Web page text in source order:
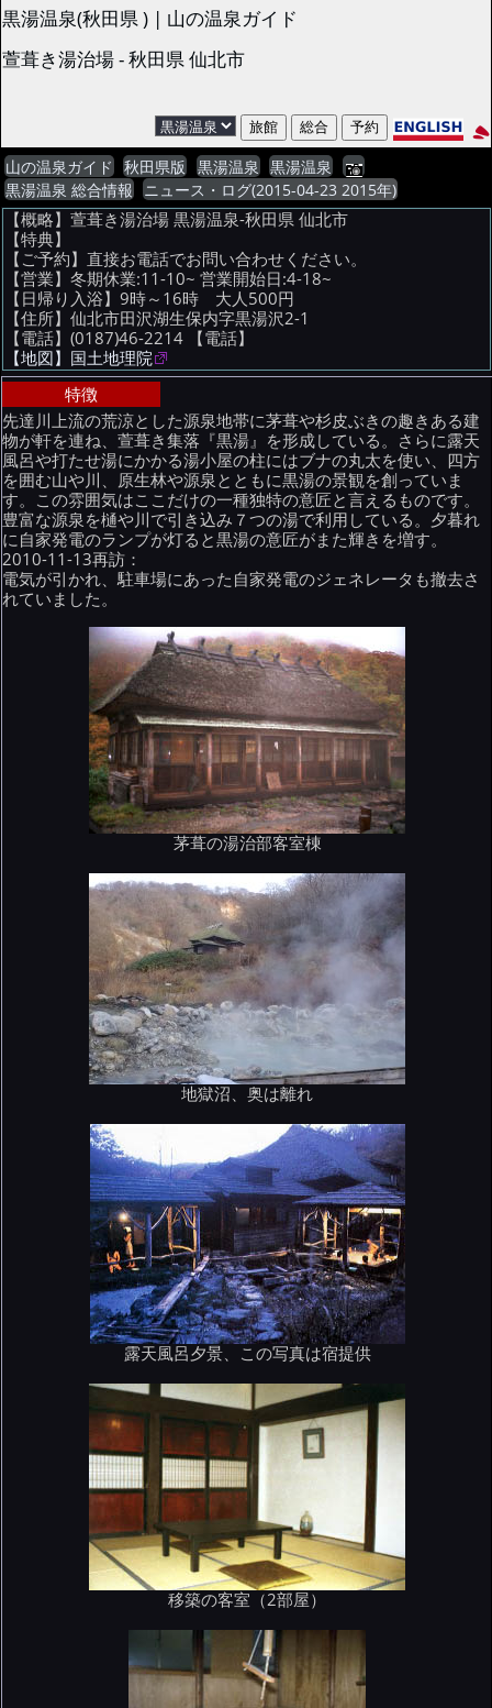
黒湯温泉(秋田県 ) | 山の温泉ガイド
萱葺き湯治場 - 秋田県 仙北市
山の温泉ガイド 秋田県版 黒湯温泉
黒湯温泉
黒湯温泉 総合情報
ニュース・ログ(2015-04-23 2015年)
【概略】萱葺き湯治場 黒湯温泉-秋田県 仙北市
【特典】
【ご予約】直接お電話でお問い合わせください。
【営業】冬期休業:11-10~ 営業開始日:4-18~
【日帰り入浴】9時～16時 大人500円
【住所】仙北市田沢湖生保内字黒湯沢2-1
【電話】(0187)46-2214【電話】
【地図】国土地理院
特徴
先達川上流の荒涼とした源泉地帯に茅葺や杉皮ぶきの趣きある建
物が軒を連ね、萱葺き集落『黒湯』を形成している。さらに露天
風呂や打たせ湯にかかる湯小屋の柱にはブナの丸太を使い、四方
を囲む山や川、原生林や源泉とともに黒湯の景観を創っていま
す。この雰囲気はここだけの一種独特の意匠と言えるものです。
豊富な源泉を樋や川で引き込み７つの湯で利用している。夕暮れ
に自家発電のランプが灯ると黒湯の意匠がまた輝きを増す。
2010-11-13再訪：
電気が引かれ、駐車場にあった自家発電のジェネレータも撤去さ
れていました。
茅葺の湯治部客室棟
地獄沼、奥は離れ
露天風呂夕景、この写真は宿提供
移築の客室（2部屋）